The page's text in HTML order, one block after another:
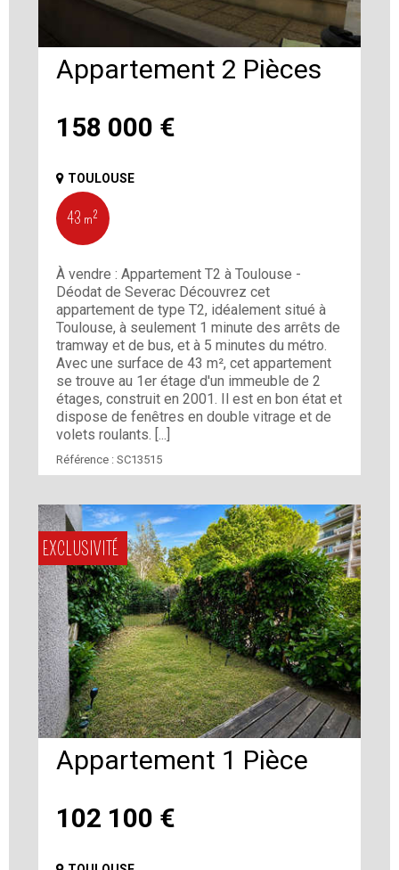
158 000 €
Appartement 2 Pièces
TOULOUSE
43 m²
À vendre : Appartement T2 à Toulouse -
Déodat de Severac Découvrez cet
appartement de type T2, idéalement situé à
Toulouse, à seulement 1 minute des arrêts de
tramway et de bus, et à 5 minutes du métro.
Avec une surface de 43 m², cet appartement
se trouve au 1er étage d'un immeuble de 2
étages, construit en 2001. Il est en bon état et
dispose de fenêtres en double vitrage et de
volets roulants. [...]
Référence : SC13515
EXCLUSIVITÉ
102 100 €
Appartement 1 Pièce